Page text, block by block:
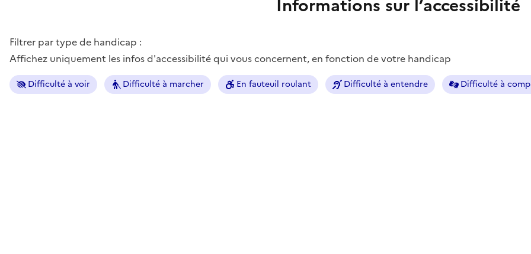
Informations sur l’accessibilité
Filtrer par type de handicap :
Affichez uniquement les infos d'accessibilité qui vous concernent, en fonction de votre handicap
Difficulté à voir Difficulté à marcher En fauteuil roulant Difficulté à entendre Difficulté à